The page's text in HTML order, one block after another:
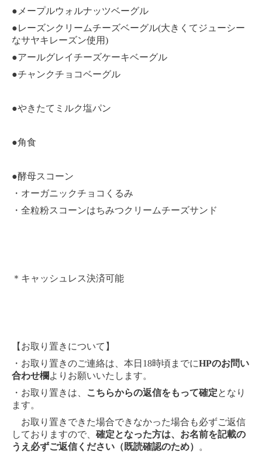
●メープルウォルナッツベーグル
●レーズンクリームチーズベーグル(大きくてジューシー
なサヤキレーズン使用)
●アールグレイチーズケーキベーグル
●チャンクチョコベーグル
●やきたてミルク塩パン
●角食
●酵母スコーン
・オーガニックチョコくるみ
・全粒粉スコーンはちみつクリームチーズサンド
＊キャッシュレス決済可能
【お取り置きについて】
・お取り置きのご連絡は、本日18時頃までにHPのお問い
合わせ欄よりお願いいたします。
・お取り置きは、
こちらからの返信をもって確定となり
ます。
お取り置きできた場合できなかった場合も必ずご返信
しておりますので、 確定となった方は、お名前を記載の
うえ必ずご返信ください（既読確認のため）
。